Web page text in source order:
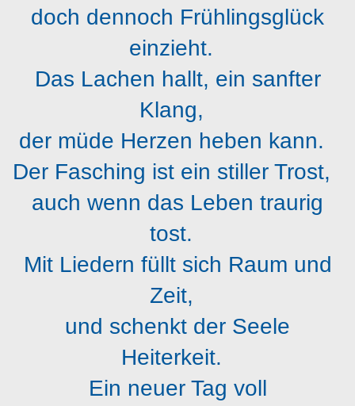
doch dennoch Frühlingsglück
einzieht.
Das Lachen hallt, ein sanfter
Klang,
der müde Herzen heben kann.
Der Fasching ist ein stiller Trost,
auch wenn das Leben traurig
tost.
Mit Liedern füllt sich Raum und
Zeit,
und schenkt der Seele
Heiterkeit.
Ein neuer Tag voll